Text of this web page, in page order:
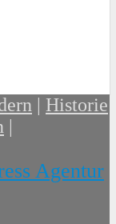
Historie
Agentur